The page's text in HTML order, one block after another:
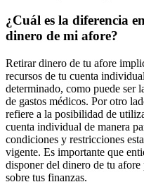
¿Cuál es la diferencia
dinero de mi afore?
Retirar dinero de tu afore
recursos de tu cuenta
determinado, como puede ser
de gastos médicos. Por otro
refiere a la posibilidad de
cuenta individual de manera
condiciones y restricciones
vigente. Es importante que
disponer del dinero de tu
sobre tus finanzas.